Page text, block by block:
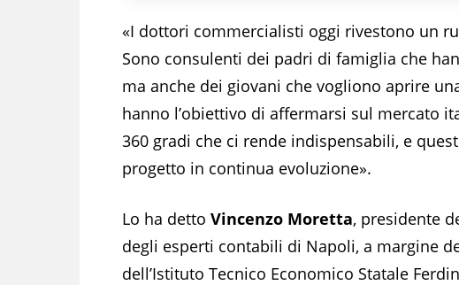
«I dottori commercialisti oggi rivestono un
Sono consulenti dei padri di famiglia che
ma anche dei giovani che vogliono aprire
hanno l’obiettivo di affermarsi sul mercato
360 gradi che ci rende indispensabili, e
progetto in continua evoluzione».
Lo ha detto Vincenzo Moretta, presidente
degli esperti contabili di Napoli, a margine
dell’Istituto Tecnico Economico Statale